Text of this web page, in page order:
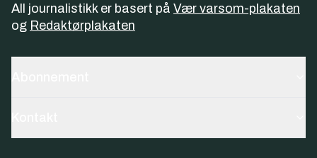
All journalistikk er basert på Vær varsom-plakaten
og Redaktørplakaten